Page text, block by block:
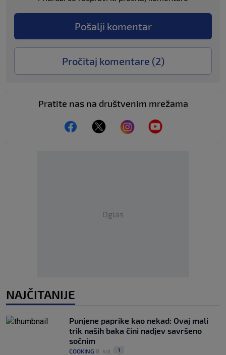
Pošalji komentar
Pročitaj komentare (2)
Pratite nas na društvenim mrežama
Oglas
NAJČITANIJE
Punjene paprike kao nekad: Ovaj mali
trik naših baka čini nadjev savršeno
sočnim
COOKING 8. kol. 1